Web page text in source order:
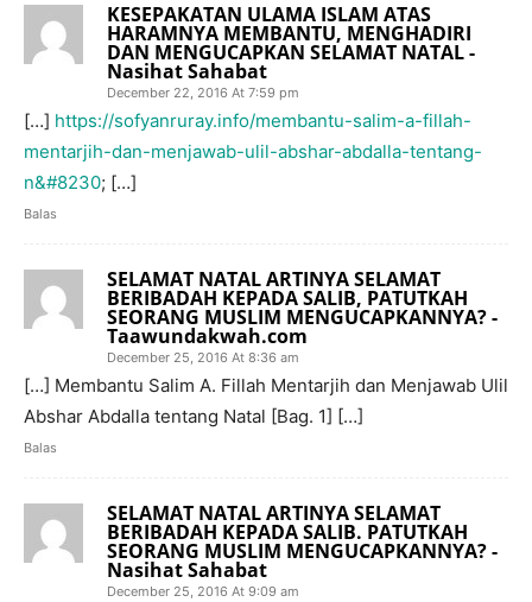
KESEPAKATAN ULAMA ISLAM ATAS
HARAMNYA MEMBANTU, MENGHADIRI
DAN MENGUCAPKAN SELAMAT NATAL -
Nasihat Sahabat
December 22, 2016 At 7:59 pm
[…] https://sofyanruray.info/membantu-salim-a-fillah-
mentarjih-dan-menjawab-ulil-abshar-abdalla-tentang-
n&#8230; […]
Balas
SELAMAT NATAL ARTINYA SELAMAT
BERIBADAH KEPADA SALIB, PATUTKAH
SEORANG MUSLIM MENGUCAPKANNYA? -
Taawundakwah.com
December 25, 2016 At 8:36 am
[…] Membantu Salim A. Fillah Mentarjih dan Menjawab Ulil
Abshar Abdalla tentang Natal [Bag. 1] […]
Balas
SELAMAT NATAL ARTINYA SELAMAT
BERIBADAH KEPADA SALIB. PATUTKAH
SEORANG MUSLIM MENGUCAPKANNYA? -
Nasihat Sahabat
December 25, 2016 At 9:09 am